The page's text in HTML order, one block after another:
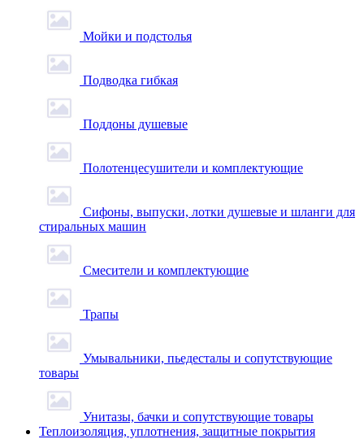
Мойки и подстолья
Подводка гибкая
Поддоны душевые
Полотенцесушители и комплектующие
Сифоны, выпуски, лотки душевые и шланги для
стиральных машин
Смесители и комплектующие
Трапы
Умывальники, пьедесталы и сопутствующие
товары
Унитазы, бачки и сопутствующие товары
Теплоизоляция, уплотнения, защитные покрытия